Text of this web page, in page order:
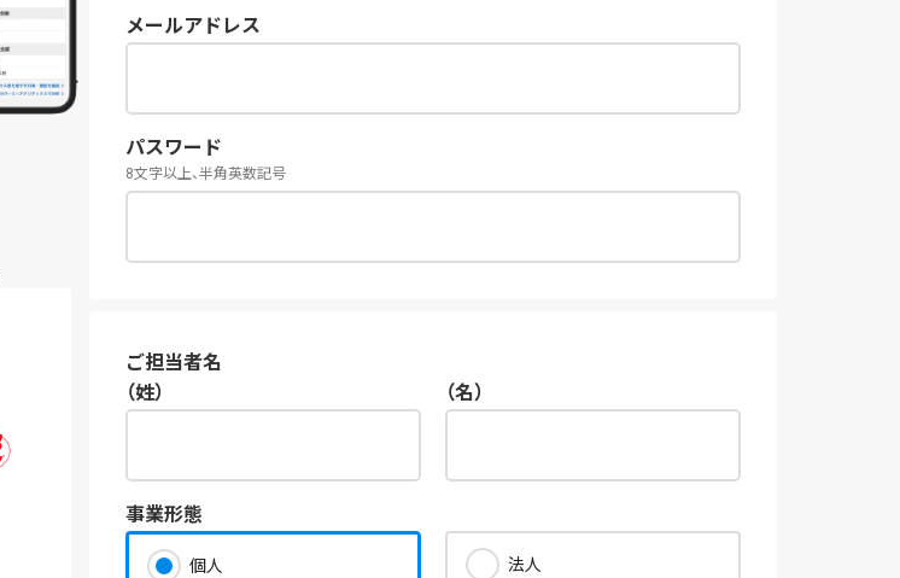
メールアドレス
パスワード
8文字以上、半角英数記号
ご担当者名
（姓）
（名）
事業形態
個人 法人